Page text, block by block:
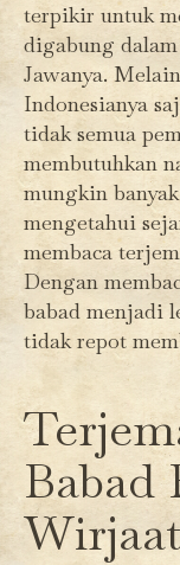
terpikir untuk
digabung
Jawanya.
Indonesianya
tidak semua
membutuhkan
mungkin
mengetahui
membaca
Dengan
babad menjadi
tidak repot
Babad